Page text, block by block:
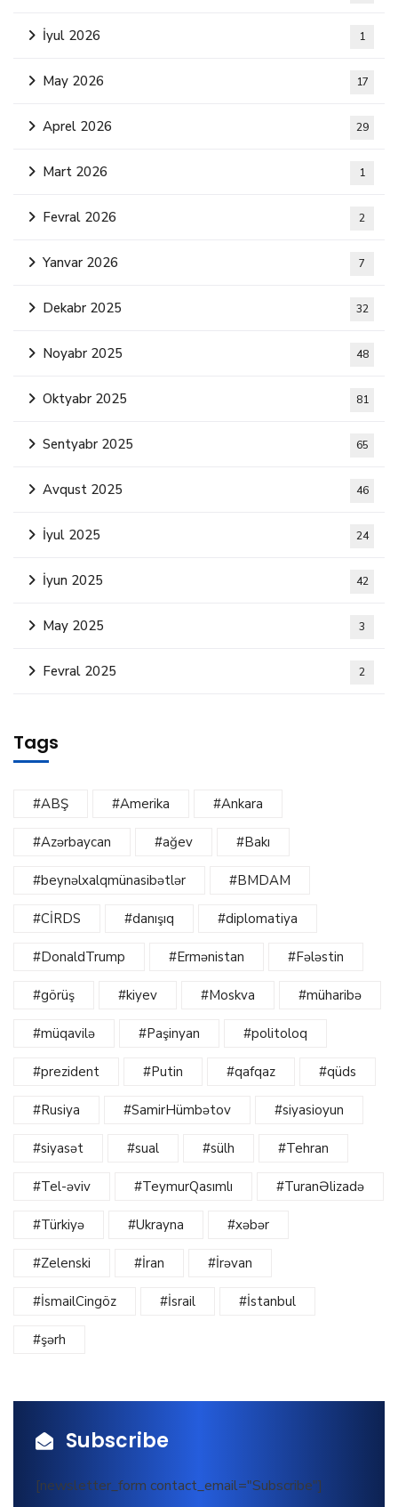
İyul 2026 1
May 2026 17
Aprel 2026 29
Mart 2026 1
Fevral 2026 2
Yanvar 2026 7
Dekabr 2025 32
Noyabr 2025 48
Oktyabr 2025 81
Sentyabr 2025 65
Avqust 2025 46
İyul 2025 24
İyun 2025 42
May 2025 3
Fevral 2025 2
Tags
#ABŞ #Amerika #Ankara
#Azərbaycan #ağev #Bakı
#beynəlxalqmünasibətlər #BMDAM
#CİRDS #danışıq #diplomatiya
#DonaldTrump #Ermənistan #Fələstin
#görüş #kiyev #Moskva #müharibə
#müqavilə #Paşinyan #politoloq
#prezident #Putin #qafqaz #qüds
#Rusiya #SamirHümbətov #siyasioyun
#siyasət #sual #sülh #Tehran
#Tel-əviv #TeymurQasımlı #TuranƏlizadə
#Türkiyə #Ukrayna #xəbər
#Zelenski #İran #İrəvan
#İsmailCingöz #İsrail #İstanbul
#şərh
Subscribe
[newsletter_form contact_email="Subscribe"]